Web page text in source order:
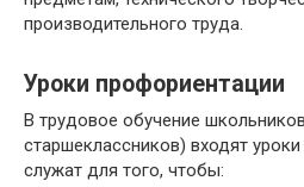
производительного труда.
Уроки профориентации
В трудовое обучение
старшеклассников) входят
служат для того, чтобы: